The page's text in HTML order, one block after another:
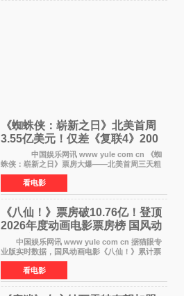
《蜘蛛侠：崭新之日》北美首周
3.55亿美元！仅差《复联4》200
万 影史第二全球开画
中国娱乐网讯 www yule com cn 《蜘
蛛侠：崭新之日》票房大爆——北美首周三天粗
报3 55亿美元，仅比影史最高北美开画《复仇者
联盟4：终局之战》的3 571亿美元少200万出头，
精报调整后仍
看电影
《八仙！》票房破10.76亿！登顶
2026年度动画电影票房榜 国风动
画逆袭暑期档
中国娱乐网讯 www yule com cn 据猫眼专
业版实时数据，国风动画电影《八仙！》累计票
房突破10 76亿元，超过《熊出没·年年有熊》，
暂列2026年度动画影片票房榜冠军。该片自暑期
档登陆院线以
看电影